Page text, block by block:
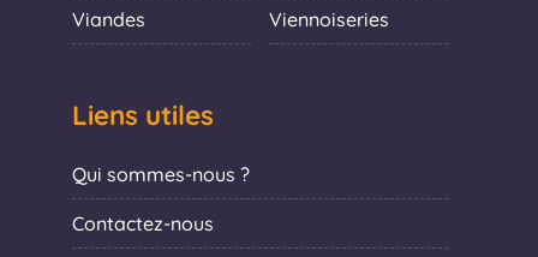
Viandes Viennoiseries
Liens utiles
Qui sommes-nous ?
Contactez-nous